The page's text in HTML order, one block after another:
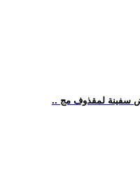
سفينة لمقذوف مج